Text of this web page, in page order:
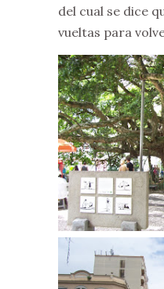
del cual se dice
vueltas para